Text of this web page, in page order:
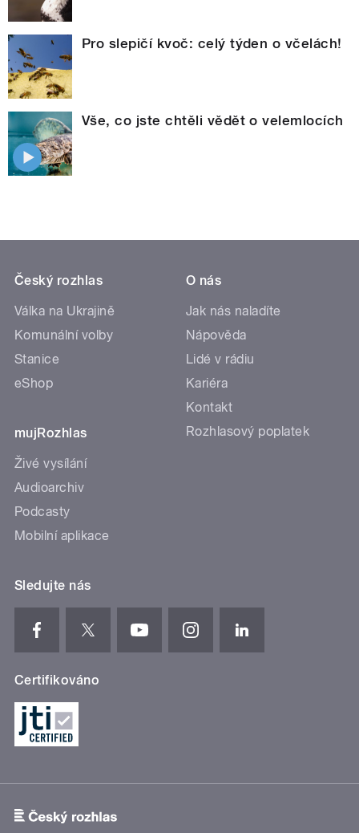
Pro slepičí kvoč: celý týden o včelách!
Vše, co jste chtěli vědět o velemlocích
Český rozhlas
Válka na Ukrajině
Komunální volby
Stanice
eShop
mujRozhlas
Živé vysílání
Audioarchiv
Podcasty
Mobilní aplikace
O nás
Jak nás naladíte
Nápověda
Lidé v rádiu
Kariéra
Kontakt
Rozhlasový poplatek
Sledujte nás
Certifikováno